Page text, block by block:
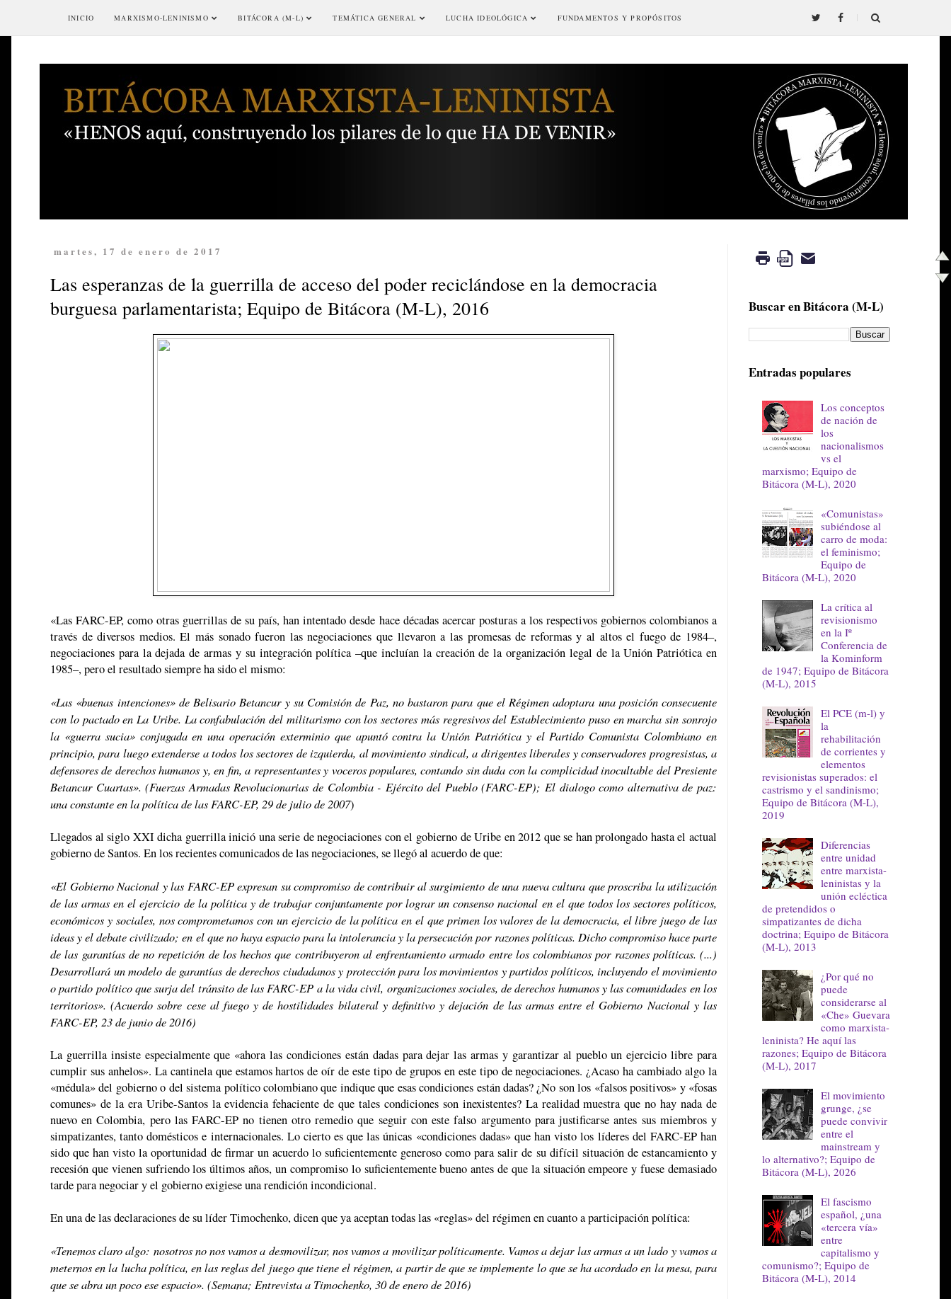
INICIO MARXISMO-LENINISMO BITÁCORA (M-L) TEMÁTICA GENERAL LUCHA IDEOLÓGICA FUNDAMENTOS Y PROPÓSITOS
martes, 17 de enero de 2017
Las esperanzas de la guerrilla de acceso del poder reciclándose en la democracia
burguesa parlamentarista; Equipo de Bitácora (M-L), 2016
«Las FARC-EP, como otras guerrillas de su país, han intentado desde hace décadas acercar posturas a los respectivos gobiernos colombianos a
través de diversos medios. El más sonado fueron las negociaciones que llevaron a las promesas de reformas y al altos el fuego de 1984–,
negociaciones para la dejada de armas y su integración política –que incluían la creación de la organización legal de la Unión Patriótica en
1985–, pero el resultado siempre ha sido el mismo:
«Las «buenas intenciones» de Belisario Betancur y su Comisión de Paz, no bastaron para que el Régimen adoptara una posición consecuente
con lo pactado en La Uribe. La confabulación del militarismo con los sectores más regresivos del Establecimiento puso en marcha sin sonrojo
la «guerra sucia» conjugada en una operación exterminio que apuntó contra la Unión Patriótica y el Partido Comunista Colombiano en
principio, para luego extenderse a todos los sectores de izquierda, al movimiento sindical, a dirigentes liberales y conservadores progresistas, a
defensores de derechos humanos y, en fin, a representantes y voceros populares, contando sin duda con la complicidad inocultable del Presiente
Betancur Cuartas». (Fuerzas Armadas Revolucionarias de Colombia - Ejército del Pueblo (FARC-EP); El dialogo como alternativa de paz:
una constante en la política de las FARC-EP, 29 de julio de 2007)
Llegados al siglo XXI dicha guerrilla inició una serie de negociaciones con el gobierno de Uribe en 2012 que se han prolongado hasta el actual
gobierno de Santos. En los recientes comunicados de las negociaciones, se llegó al acuerdo de que:
«El Gobierno Nacional y las FARC-EP expresan su compromiso de contribuir al surgimiento de una nueva cultura que proscriba la utilización
de las armas en el ejercicio de la política y de trabajar conjuntamente por lograr un consenso nacional en el que todos los sectores políticos,
económicos y sociales, nos comprometamos con un ejercicio de la política en el que primen los valores de la democracia, el libre juego de las
ideas y el debate civilizado; en el que no haya espacio para la intolerancia y la persecución por razones políticas. Dicho compromiso hace parte
de las garantías de no repetición de los hechos que contribuyeron al enfrentamiento armado entre los colombianos por razones políticas. (...)
Desarrollará un modelo de garantías de derechos ciudadanos y protección para los movimientos y partidos políticos, incluyendo el movimiento
o partido político que surja del tránsito de las FARC-EP a la vida civil, organizaciones sociales, de derechos humanos y las comunidades en los
territorios». (Acuerdo sobre cese al fuego y de hostilidades bilateral y definitivo y dejación de las armas entre el Gobierno Nacional y las
FARC-EP, 23 de junio de 2016)
La guerrilla insiste especialmente que «ahora las condiciones están dadas para dejar las armas y garantizar al pueblo un ejercicio libre para
cumplir sus anhelos». La cantinela que estamos hartos de oír de este tipo de grupos en este tipo de negociaciones. ¿Acaso ha cambiado algo la
«médula» del gobierno o del sistema político colombiano que indique que esas condiciones están dadas? ¿No son los «falsos positivos» y «fosas
comunes» de la era Uribe-Santos la evidencia fehaciente de que tales condiciones son inexistentes? La realidad muestra que no hay nada de
nuevo en Colombia, pero las FARC-EP no tienen otro remedio que seguir con este falso argumento para justificarse antes sus miembros y
simpatizantes, tanto domésticos e internacionales. Lo cierto es que las únicas «condiciones dadas» que han visto los líderes del FARC-EP han
sido que han visto la oportunidad de firmar un acuerdo lo suficientemente generoso como para salir de su difícil situación de estancamiento y
recesión que vienen sufriendo los últimos años, un compromiso lo suficientemente bueno antes de que la situación empeore y fuese demasiado
tarde para negociar y el gobierno exigiese una rendición incondicional.
En una de las declaraciones de su líder Timochenko, dicen que ya aceptan todas las «reglas» del régimen en cuanto a participación política:
«Tenemos claro algo: nosotros no nos vamos a desmovilizar, nos vamos a movilizar políticamente. Vamos a dejar las armas a un lado y vamos a
meternos en la lucha política, en las reglas del juego que tiene el régimen, a partir de que se implemente lo que se ha acordado en la mesa, para
que se abra un poco ese espacio». (Semana; Entrevista a Timochenko, 30 de enero de 2016)
Buscar en Bitácora (M-L)
Entradas populares
Los conceptos
de nación de
los
nacionalismos
vs el
marxismo; Equipo de
Bitácora (M-L), 2020
«Comunistas»
subiéndose al
carro de moda:
el feminismo;
Equipo de
Bitácora (M-L), 2020
La crítica al
revisionismo
en la Iº
Conferencia de
la Kominform
de 1947; Equipo de Bitácora
(M-L), 2015
El PCE (m-l) y
la
rehabilitación
de corrientes y
elementos
revisionistas superados: el
castrismo y el sandinismo;
Equipo de Bitácora (M-L),
2019
Diferencias
entre unidad
entre marxista-
leninistas y la
unión ecléctica
de pretendidos o
simpatizantes de dicha
doctrina; Equipo de Bitácora
(M-L), 2013
¿Por qué no
puede
considerarse al
«Che» Guevara
como marxista-
leninista? He aquí las
razones; Equipo de Bitácora
(M-L), 2017
El movimiento
grunge, ¿se
puede convivir
entre el
mainstream y
lo alternativo?; Equipo de
Bitácora (M-L), 2026
El fascismo
español, ¿una
«tercera vía»
entre
capitalismo y
comunismo?; Equipo de
Bitácora (M-L), 2014